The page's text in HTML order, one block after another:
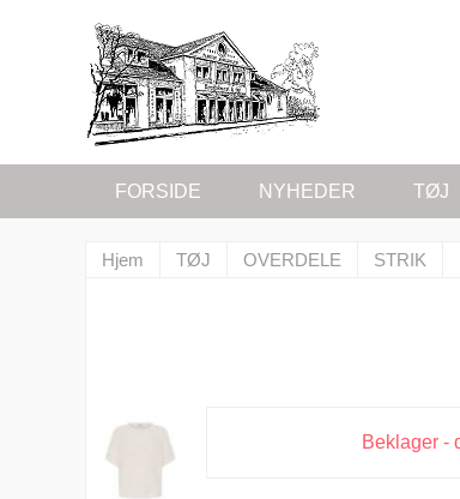
FORSIDE NYHEDER TØJ
Hjem TØJ OVERDELE STRIK
Beklager -